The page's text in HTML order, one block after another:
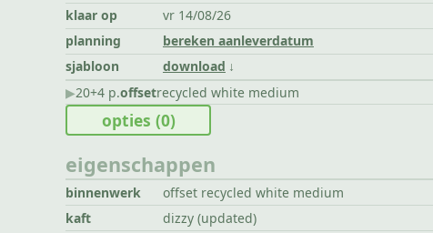
klaar op
vr 14/08/26
planning
bereken aanleverdatum
sjabloon
download
▶︎20+4 p.offsetrecycled white medium
eigenschappen
binnenwerk offset recycled white medium
kaft
dizzy (updated)
opties (0)